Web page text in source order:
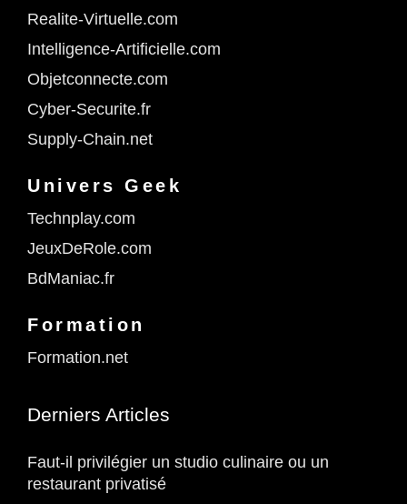
Realite-Virtuelle.com
Intelligence-Artificielle.com
Objetconnecte.com
Cyber-Securite.fr
Supply-Chain.net
Univers Geek
Technplay.com
JeuxDeRole.com
BdManiac.fr
Formation
Formation.net
Derniers Articles
Faut-il privilégier un studio culinaire ou un
restaurant privatisé